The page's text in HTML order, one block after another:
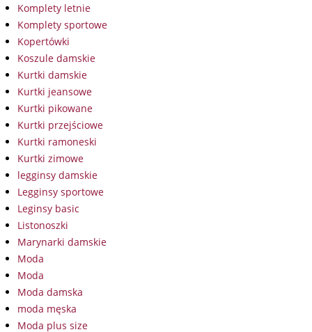
Komplety letnie
Komplety sportowe
Kopertówki
Koszule damskie
Kurtki damskie
Kurtki jeansowe
Kurtki pikowane
Kurtki przejściowe
Kurtki ramoneski
Kurtki zimowe
legginsy damskie
Legginsy sportowe
Leginsy basic
Listonoszki
Marynarki damskie
Moda
Moda
Moda damska
moda męska
Moda plus size